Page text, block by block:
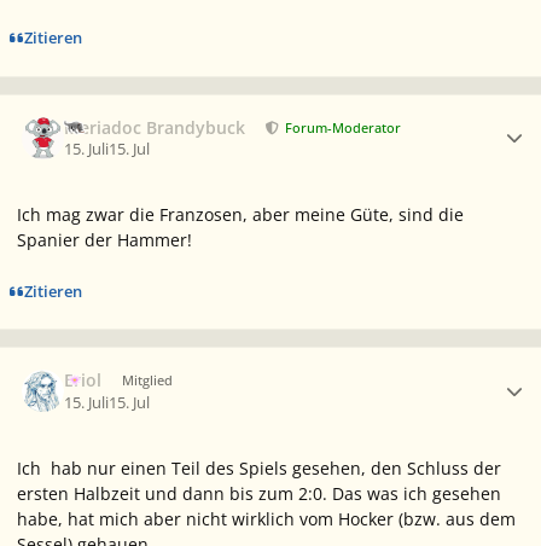
Zitieren
Meriadoc Brandybuck Forum-Moderator
15. Juli15. Jul
Ich mag zwar die Franzosen, aber meine Güte, sind die
Spanier der Hammer!
Zitieren
Eriol Mitglied
15. Juli15. Jul
Ich hab nur einen Teil des Spiels gesehen, den Schluss der
ersten Halbzeit und dann bis zum 2:0. Das was ich gesehen
habe, hat mich aber nicht wirklich vom Hocker (bzw. aus dem